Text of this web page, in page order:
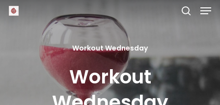
Skip
Workout Wednesday
Workout